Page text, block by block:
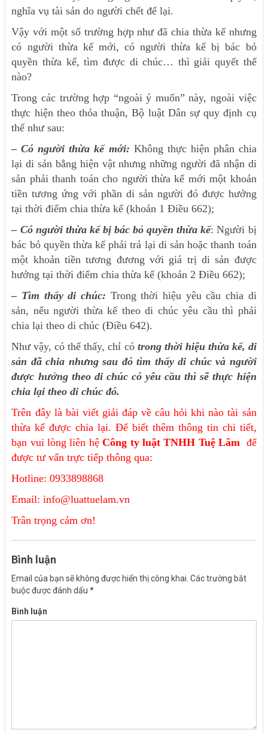
nghĩa vụ tài sản do người chết để lại.
Vậy với một số trường hợp như đã chia thừa kế nhưng
có người thừa kế mới, có người thừa kế bị bác bỏ
quyền thừa kế, tìm được di chúc… thì giải quyết thế
nào?
Trong các trường hợp “ngoài ý muốn” này, ngoài việc
thực hiện theo thỏa thuận, Bộ luật Dân sự quy định cụ
thể như sau:
– Có người thừa kế mới: Không thực hiện phân chia
lại di sản bằng hiện vật nhưng những người đã nhận di
sản phải thanh toán cho người thừa kế mới một khoản
tiền tương ứng với phần di sản người đó được hưởng
tại thời điểm chia thừa kế (khoản 1 Điều 662);
– Có người thừa kế bị bác bỏ quyền thừa kế: Người bị
bác bỏ quyền thừa kế phải trả lại di sản hoặc thanh toán
một khoản tiền tương đương với giá trị di sản được
hưởng tại thời điểm chia thừa kế (khoản 2 Điều 662);
– Tìm thấy di chúc: Trong thời hiệu yêu cầu chia di
sản, nếu người thừa kế theo di chúc yêu cầu thì phải
chia lại theo di chúc (Điều 642).
Như vậy, có thể thấy, chỉ có trong thời hiệu thừa kế, di
sản đã chia nhưng sau đó tìm thấy di chúc và người
được hưởng theo di chúc có yêu cầu thì sẽ thực hiện
chia lại theo di chúc đó.
Trên đây là bài viết giải đáp về câu hỏi khi nào tài sản
thừa kế được chia lại. Để biết thêm thông tin chi tiết,
bạn vui lòng liên hệCông ty luật TNHH Tuệ Lâm để
được tư vấn trực tiếp thông qua:
Hotline: 0933898868
Email:info@luattuelam.vn
Trân trọng cảm ơn!
Bình luận
Email của bạn sẽ không được hiển thị công khai. Các trường bắt
buộc được đánh dấu*
Bình luận